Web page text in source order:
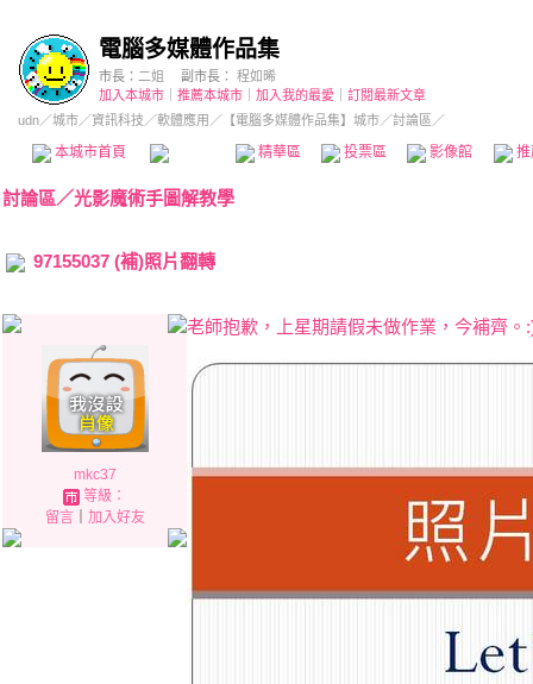
電腦多媒體作品集
市長： 二姐 副市長：
程如晞
加入本城市
推薦本城市 加入我的最愛
訂閱最新文章
udn／城市／資訊科技 ／軟體應用 ／ 【電腦多媒體作品集】城市／討論區／
本城市首頁 精華區 投票區 影像館
討論區／光影魔術手圖解教學
97155037 (補)照片翻轉
mkc37
等級：
留言｜ 加入好友
老師抱歉，上星期請假未做作業，今補齊。